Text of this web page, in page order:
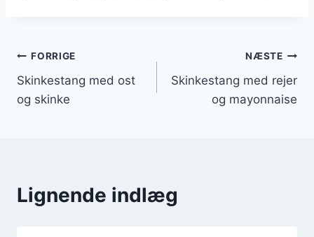
Indlægsnavigation
FORRIGE
Skinkestang med ost
og skinke
NÆSTE
Skinkestang med rejer
og mayonnaise
Lignende indlæg